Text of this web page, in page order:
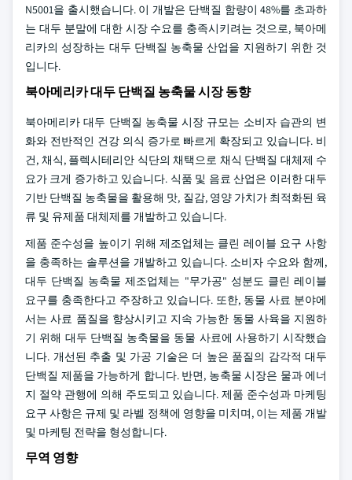
N5001을 출시했습니다. 이 개발은 단백질 함량이 48%를 초과하
는 대두 분말에 대한 시장 수요를 충족시키려는 것으로, 북아메
리카의 성장하는 대두 단백질 농축물 산업을 지원하기 위한 것
입니다.
북아메리카 대두 단백질 농축물 시장 동향
북아메리카 대두 단백질 농축물 시장 규모는 소비자 습관의 변
화와 전반적인 건강 의식 증가로 빠르게 확장되고 있습니다. 비
건, 채식, 플렉시테리안 식단의 채택으로 채식 단백질 대체제 수
요가 크게 증가하고 있습니다. 식품 및 음료 산업은 이러한 대두
기반 단백질 농축물을 활용해 맛, 질감, 영양 가치가 최적화된 육
류 및 유제품 대체제를 개발하고 있습니다.
제품 준수성을 높이기 위해 제조업체는 클린 레이블 요구 사항
을 충족하는 솔루션을 개발하고 있습니다. 소비자 수요와 함께,
대두 단백질 농축물 제조업체는 "무가공" 성분도 클린 레이블
요구를 충족한다고 주장하고 있습니다. 또한, 동물 사료 분야에
서는 사료 품질을 향상시키고 지속 가능한 동물 사육을 지원하
기 위해 대두 단백질 농축물을 동물 사료에 사용하기 시작했습
니다. 개선된 추출 및 가공 기술은 더 높은 품질의 감각적 대두
단백질 제품을 가능하게 합니다. 반면, 농축물 시장은 물과 에너
지 절약 관행에 의해 주도되고 있습니다. 제품 준수성과 마케팅
요구 사항은 규제 및 라벨 정책에 영향을 미치며, 이는 제품 개발
및 마케팅 전략을 형성합니다.
무역 영향